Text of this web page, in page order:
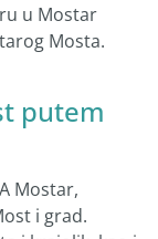
u Mostar
Mosta.
putem
Mostar,
i grad.